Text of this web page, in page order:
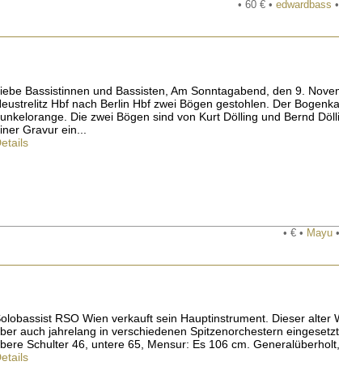
• 60 € • edwardbass
Bassistinnen und Bassisten, Am Sonntagabend, den 9.
Hbf nach Berlin Hbf zwei Bögen gestohlen. Der
Die zwei Bögen sind von Kurt Dölling und Bernd
Gravur ein...
• € • Mayu
RSO Wien verkauft sein Hauptinstrument. Dieser alter
auch jahrelang in verschiedenen Spitzenorchestern
Schulter 46, untere 65, Mensur: Es 106 cm.